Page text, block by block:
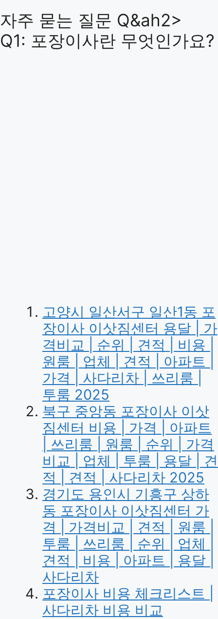
자주 묻는 질문 Q&ah2>
Q1: 포장이사란 무엇인가요?
고양시 일산서구 일산1동 포
장이사 이삿짐센터 용달 | 가
격비교 | 순위 | 견적 | 비용 |
원룸 | 업체 | 견적 | 아파트 |
가격 | 사다리차 | 쓰리룸 |
투룸 2025
북구 중앙동 포장이사 이삿
짐센터 비용 | 가격 | 아파트
| 쓰리룸 | 원룸 | 순위 | 가격
비교 | 업체 | 투룸 | 용달 | 견
적 | 견적 | 사다리차 2025
경기도 용인시 기흥구 상하
동 포장이사 이삿짐센터 가
격 | 가격비교 | 견적 | 원룸 |
투룸 | 쓰리룸 | 순위 | 업체 |
견적 | 비용 | 아파트 | 용달 |
사다리차
포장이사 비용 체크리스트 |
사다리차 비용 비교